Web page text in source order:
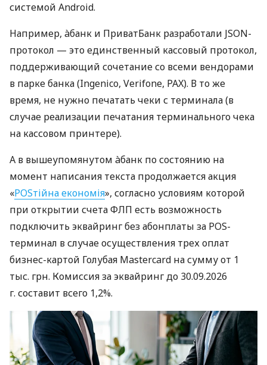
системой Android.
Например, àбанк и ПриватБанк разработали JSON-
протокол — это единственный кассовый протокол,
поддерживающий сочетание со всеми вендорами
в парке банка (Ingenico, Verifone, PAX). В то же
время, не нужно печатать чеки с терминала (в
случае реализации печатания терминального чека
на кассовом принтере).
А в вышеупомянутом àбанк по состоянию на
момент написания текста продолжается акция
«POSтійна економія», согласно условиям которой
при открытии счета ФЛП есть возможность
подключить эквайринг без абонплаты за POS-
терминал в случае осуществления трех оплат
бизнес-картой Голубая Mastercard на сумму от 1
тыс. грн. Комиссия за эквайринг до 30.09.2026
г. составит всего 1,2%.